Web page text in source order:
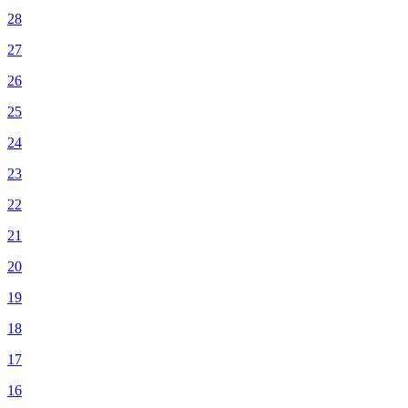
28
27
26
25
24
23
22
21
20
19
18
17
16